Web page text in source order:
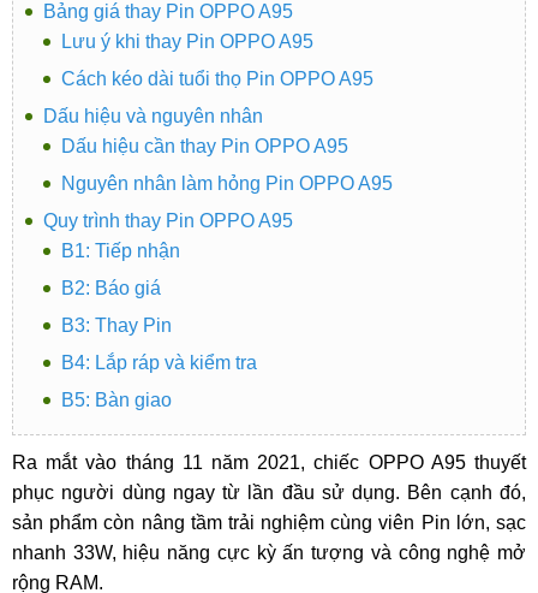
Bảng giá thay Pin OPPO A95
Lưu ý khi thay Pin OPPO A95
Cách kéo dài tuổi thọ Pin OPPO A95
Dấu hiệu và nguyên nhân
Dấu hiệu cần thay Pin OPPO A95
Nguyên nhân làm hỏng Pin OPPO A95
Quy trình thay Pin OPPO A95
B1: Tiếp nhận
B2: Báo giá
B3: Thay Pin
B4: Lắp ráp và kiểm tra
B5: Bàn giao
Ra mắt vào tháng 11 năm 2021, chiếc OPPO A95 thuyết
phục người dùng ngay từ lần đầu sử dụng. Bên cạnh đó,
sản phẩm còn nâng tầm trải nghiệm cùng viên Pin lớn, sạc
nhanh 33W, hiệu năng cực kỳ ấn tượng và công nghệ mở
rộng RAM.